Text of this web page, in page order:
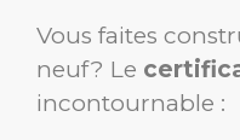
Vous faites
neuf ? Le
incontournable :